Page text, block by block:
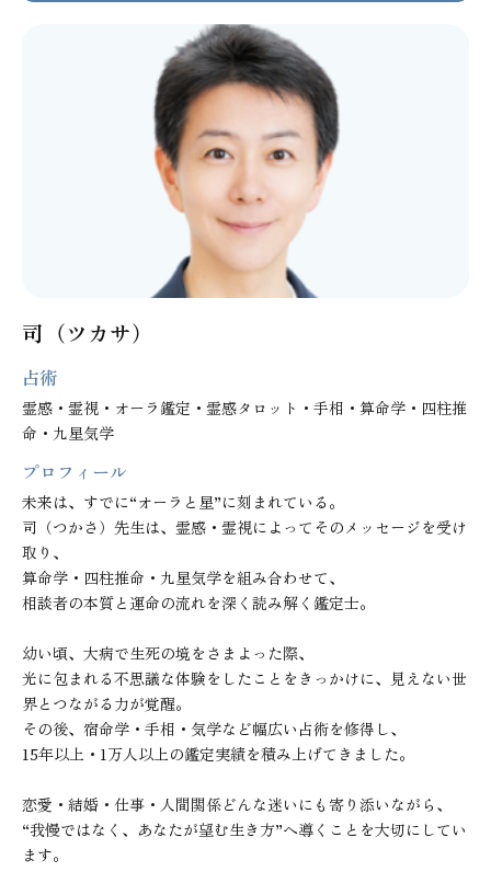
司（ツカサ）
占術
霊感・霊視・オーラ鑑定・霊感タロット・手相・算命学・四柱推
命・九星気学
プロフィール
未来は、すでに“オーラと星”に刻まれている。
司（つかさ）先生は、霊感・霊視によってそのメッセージを受け
取り、
算命学・四柱推命・九星気学を組み合わせて、
相談者の本質と運命の流れを深く読み解く鑑定士。
幼い頃、大病で生死の境をさまよった際、
光に包まれる不思議な体験をしたことをきっかけに、見えない世
界とつながる力が覚醒。
その後、宿命学・手相・気学など幅広い占術を修得し、
15年以上・1万人以上の鑑定実績を積み上げてきました。
恋愛・結婚・仕事・人間関係どんな迷いにも寄り添いながら、
“我慢ではなく、あなたが望む生き方”へ導くことを大切にしてい
ます。